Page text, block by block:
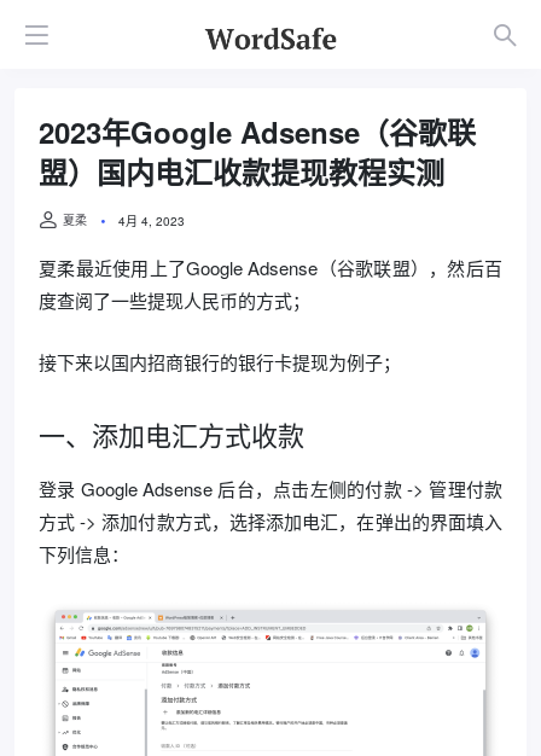
2023年Google Adsense（谷歌联
盟）国内电汇收款提现教程实测
夏柔 4月 4, 2023
夏柔最近使用上了Google Adsense（谷歌联盟），然后百
度查阅了一些提现人民币的方式；
接下来以国内招商银行的银行卡提现为例子；
一、添加电汇方式收款
登录 Google Adsense 后台，点击左侧的付款 -> 管理付款
方式 -> 添加付款方式，选择添加电汇，在弹出的界面填入
下列信息：